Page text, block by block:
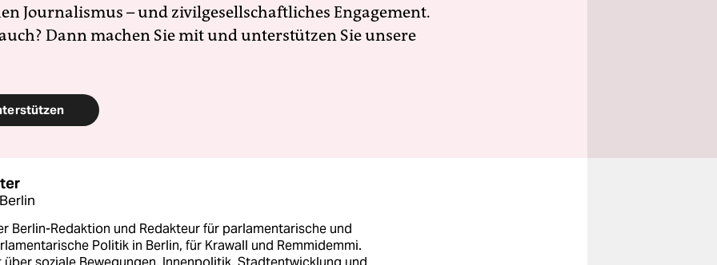
Journalismus – und zivilgesellschaftliches Engagement.
Dann machen Sie mit und unterstützen Sie unsere
Berlin-Redaktion und Redakteur für parlamentarische und
Politik in Berlin, für Krawall und Remmidemmi.